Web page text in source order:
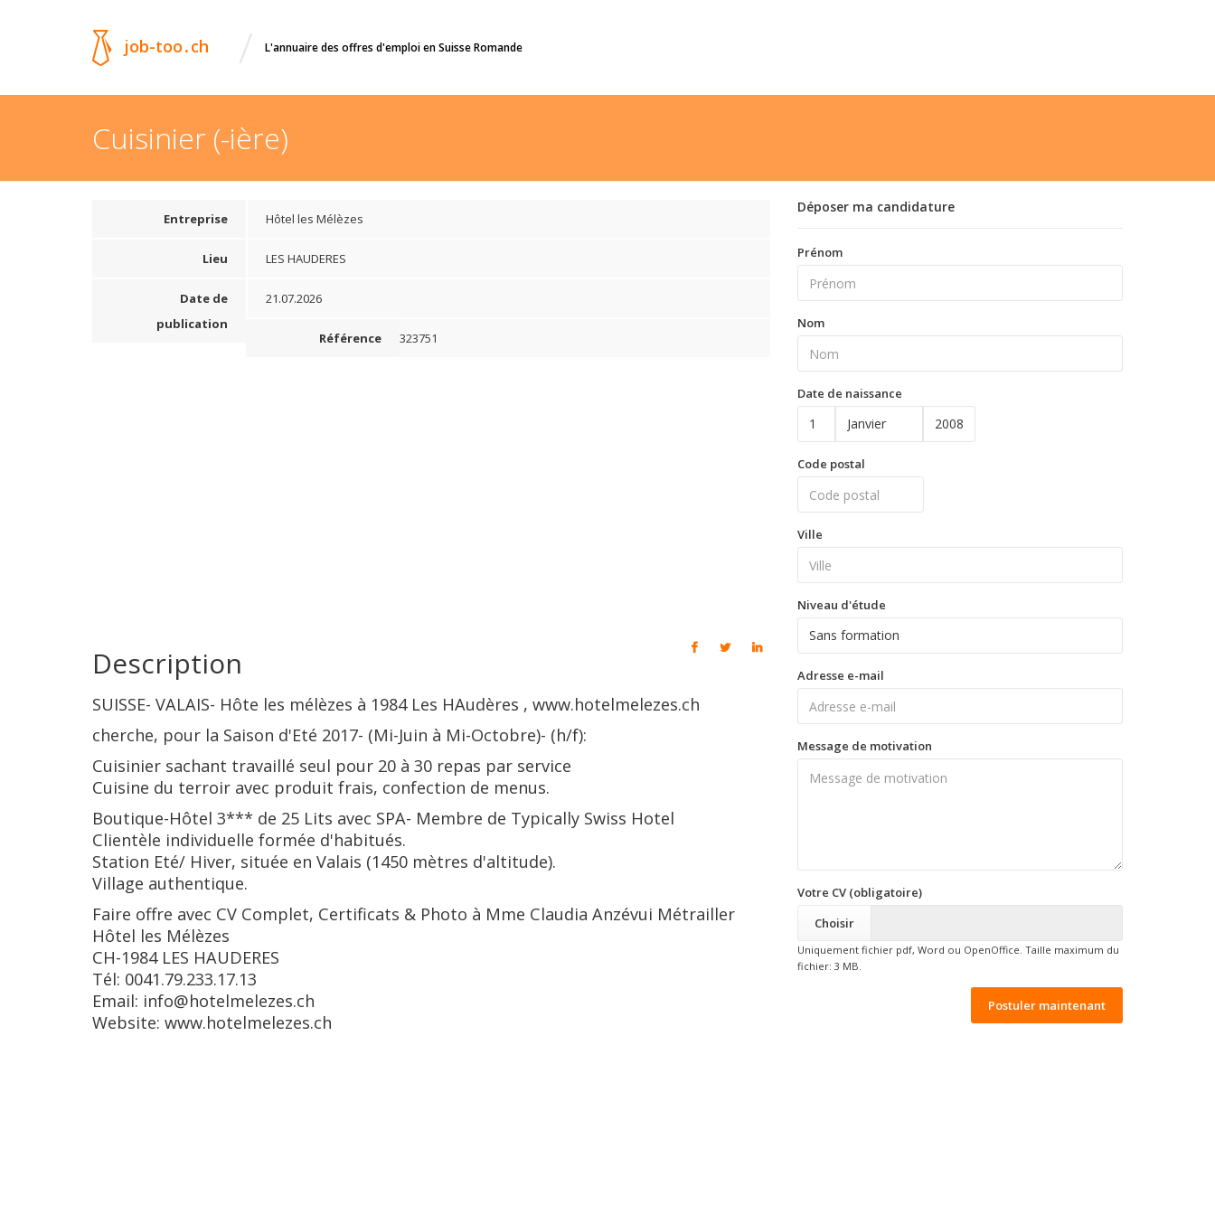
job-too.ch / L'annuaire des offres d'emploi en Suisse Romande
Cuisinier (-ière)
Entreprise Hôtel les Mélèzes
Lieu LES HAUDERES
Date de
publication
21.07.2026
Référence 323751
Description
SUISSE- VALAIS- Hôte les mélèzes à 1984 Les HAudères , www.hotelmelezes.ch
cherche, pour la Saison d'Eté 2017- (Mi-Juin à Mi-Octobre)- (h/f):
Cuisinier sachant travaillé seul pour 20 à 30 repas par service
Cuisine du terroir avec produit frais, confection de menus.
Boutique-Hôtel 3*** de 25 Lits avec SPA- Membre de Typically Swiss Hotel
Clientèle individuelle formée d'habitués.
Station Eté/ Hiver, située en Valais (1450 mètres d'altitude).
Village authentique.
Faire offre avec CV Complet, Certificats & Photo à Mme Claudia Anzévui Métrailler
Hôtel les Mélèzes
CH-1984 LES HAUDERES
Tél: 0041.79.233.17.13
Email: info@hotelmelezes.ch
Website: www.hotelmelezes.ch
Déposer ma candidature
Prénom
Nom
Date de naissance
Code postal
Ville
Niveau d'étude
Adresse e-mail
Message de motivation
Votre CV (obligatoire)
Choisir
Uniquement fichier pdf, Word ou OpenOffice. Taille maximum du
fichier: 3 MB.
Postuler maintenant